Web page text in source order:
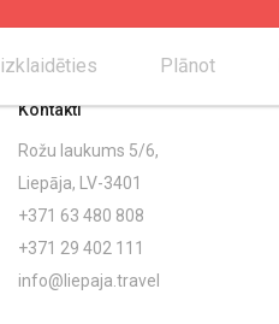
Plānot
Kontakti
Rožu laukums 5/6,
Liepāja, LV-3401
+371 63 480 808
+371 29 402 111
info@liepaja.travel